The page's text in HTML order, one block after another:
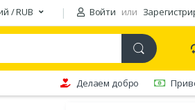
/ RUB Войти или
Делаем добро